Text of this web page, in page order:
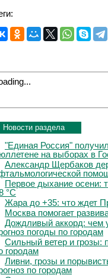
Новости раздела
"Единая Россия"
на выборах в
Александр Щербаков
Первое дыхание осени:
°C
Жара до +35: что ждет
Москва помогает
Дождливый аккорд: чем
погоды по городам
Сильный ветер и грозы:
городам
Ливни, грозы и
по городам